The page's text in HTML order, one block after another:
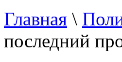
Главная \
последний